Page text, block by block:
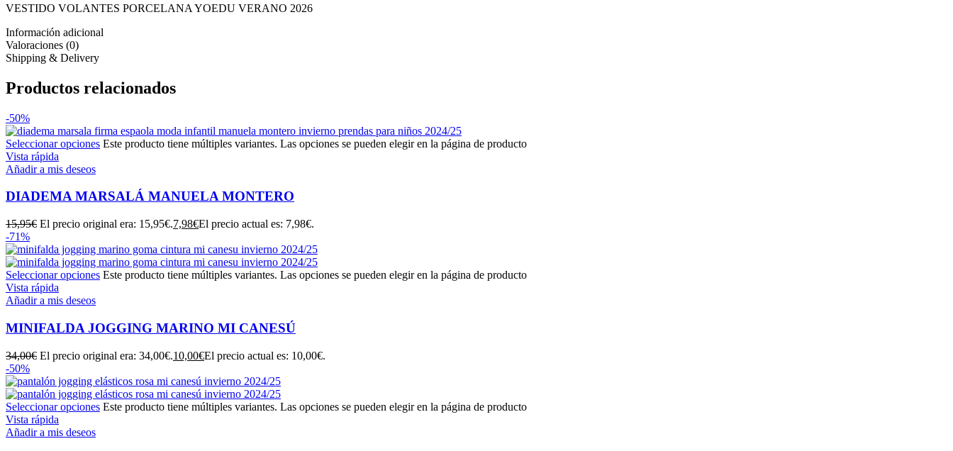
VESTIDO VOLANTES PORCELANA YOEDU VERANO 2026
Información adicional
Valoraciones (0)
Shipping & Delivery
Productos relacionados
-50%
Seleccionar opciones Este producto tiene múltiples variantes. Las opciones se pueden elegir en la página de producto
Vista rápida
Añadir a mis deseos
DIADEMA MARSALÁ MANUELA MONTERO
15,95€ El precio original era: 15,95€.7,98€El precio actual es: 7,98€.
-71%
Seleccionar opciones Este producto tiene múltiples variantes. Las opciones se pueden elegir en la página de producto
Vista rápida
Añadir a mis deseos
MINIFALDA JOGGING MARINO MI CANESÚ
34,00€ El precio original era: 34,00€.10,00€El precio actual es: 10,00€.
-50%
Seleccionar opciones Este producto tiene múltiples variantes. Las opciones se pueden elegir en la página de producto
Vista rápida
Añadir a mis deseos